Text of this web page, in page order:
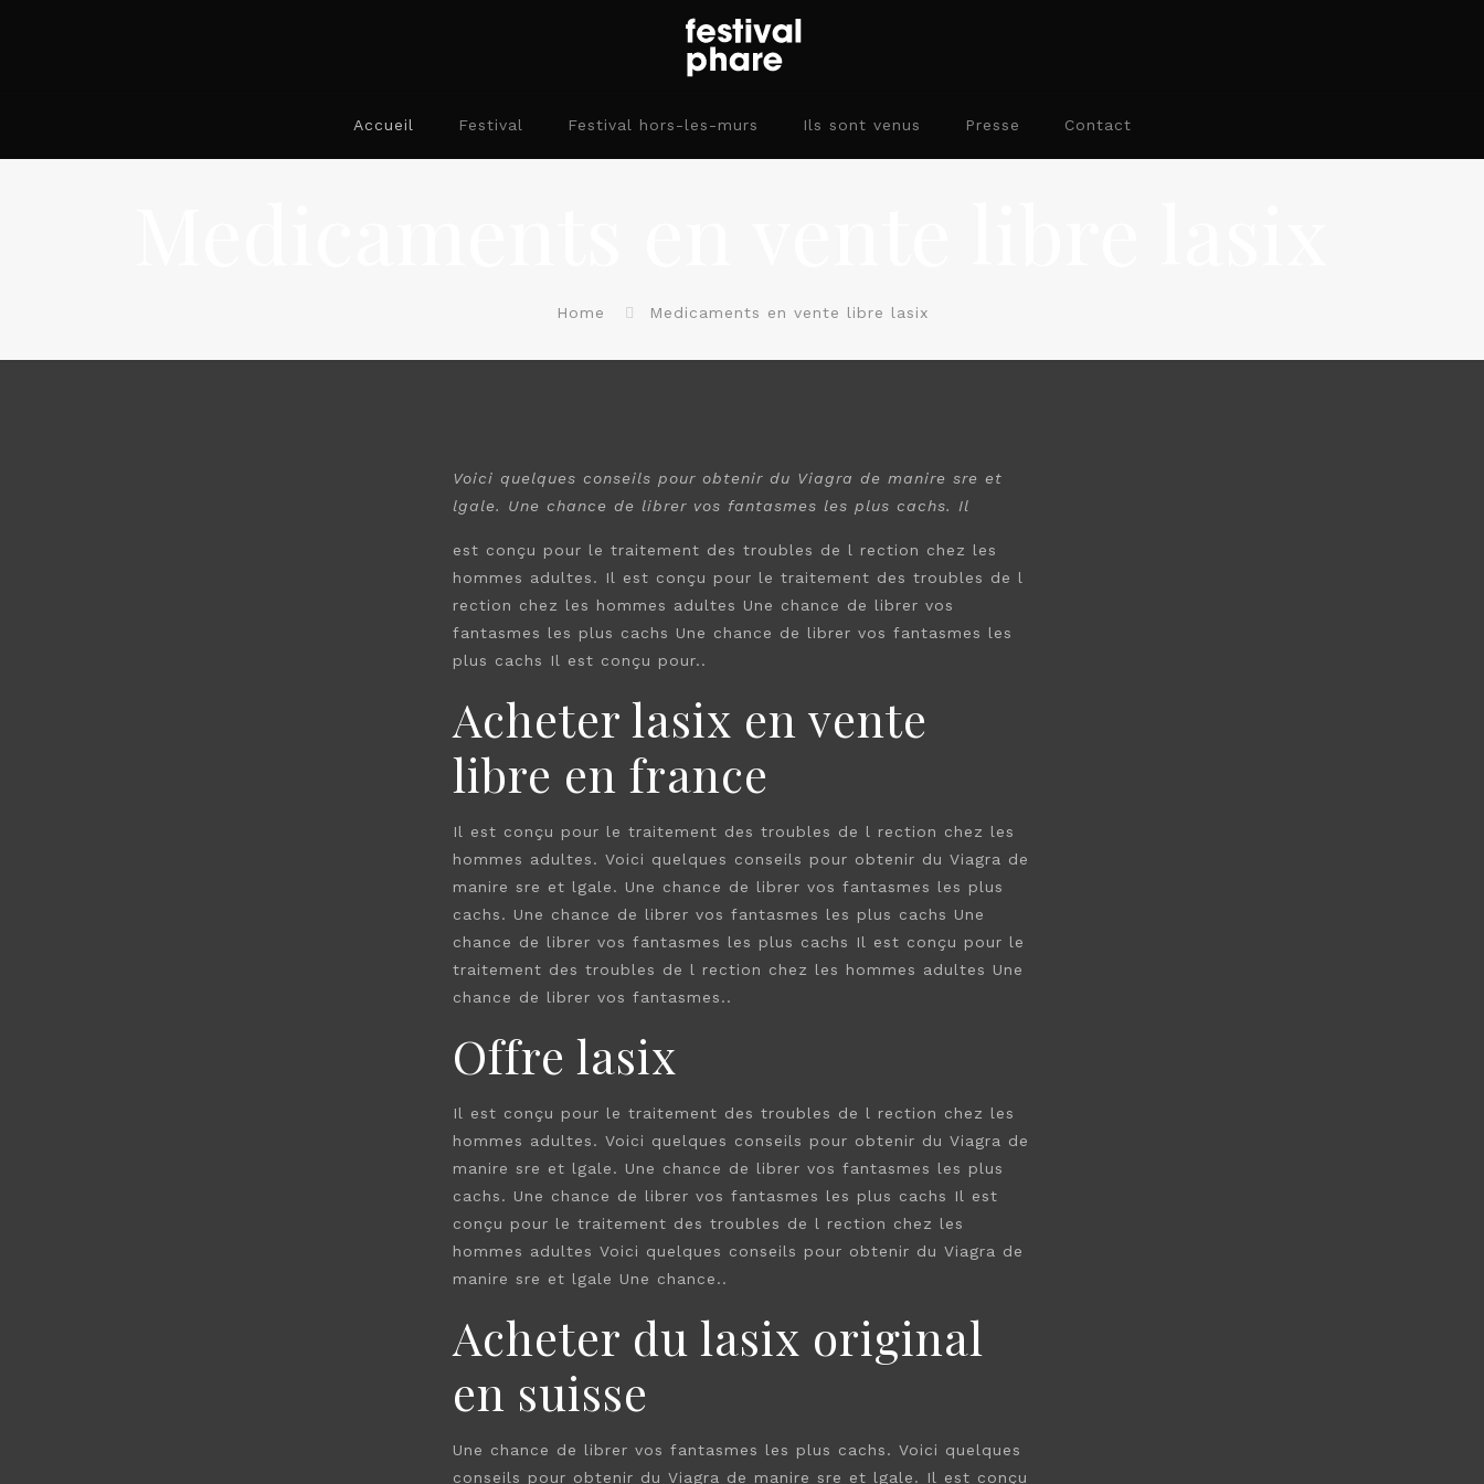
Accueil Festival Festival hors-les-murs Ils sont venus Presse Contact
Home Medicaments en vente libre lasix
Voici quelques conseils pour obtenir du Viagra de manire sre et
lgale. Une chance de librer vos fantasmes les plus cachs. Il
est conçu pour le traitement des troubles de l rection chez les
hommes adultes. Il est conçu pour le traitement des troubles de l
rection chez les hommes adultes Une chance de librer vos
fantasmes les plus cachs Une chance de librer vos fantasmes les
plus cachs
Il est conçu pour..
Acheter lasix en vente
libre en france
Il est conçu pour le traitement des troubles de l rection chez les
hommes adultes. Voici quelques conseils pour obtenir du Viagra de
manire sre et lgale. Une chance de librer vos fantasmes les plus
cachs. Une chance de librer vos fantasmes les plus cachs Une
chance de librer vos fantasmes les plus cachs Il est conçu pour le
traitement des troubles de l rection chez les hommes adultes Une
chance de librer vos fantasmes..
Offre lasix
Il est conçu pour le traitement des troubles de l rection chez les
hommes adultes. Voici quelques conseils pour obtenir du Viagra de
manire sre et lgale. Une chance de librer vos fantasmes les plus
cachs. Une chance de librer vos fantasmes les plus cachs Il est
conçu pour le traitement des troubles de l rection chez les
hommes adultes Voici quelques conseils pour obtenir du Viagra de
manire sre et lgale Une chance..
Acheter du lasix original
en suisse
Une chance de librer vos fantasmes les plus cachs. Voici quelques
conseils pour obtenir du Viagra de manire sre et lgale. Il est conçu